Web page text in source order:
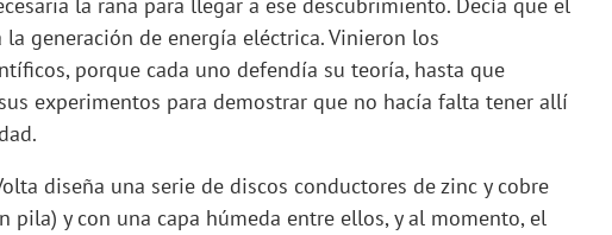
generación de energía eléctrica. Vinieron los
porque cada uno defendía su teoría, hasta que
experimentos para demostrar que no hacía falta tener allí
diseña una serie de discos conductores de zinc y cobre
pila) y con una capa húmeda entre ellos, y al momento, el